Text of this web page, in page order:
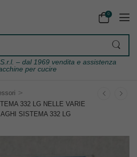
0
– dal 1969 vendita e assistenza
per cucire
>
332 LG NELLE VARIE
SISTEMA 332 LG